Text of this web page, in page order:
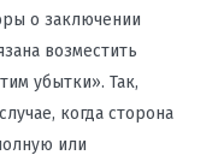
о заключении
возместить
убытки». Так,
когда сторона
или